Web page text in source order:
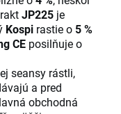
JP225 je
Kospi rastie o 5 %
CE posilňuje o
seansy rástli,
a pred
obchodná